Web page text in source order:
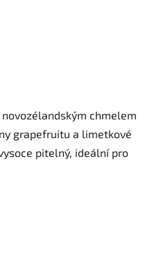
chmelem
grapefruitu a limetkové
pitelný, ideální pro